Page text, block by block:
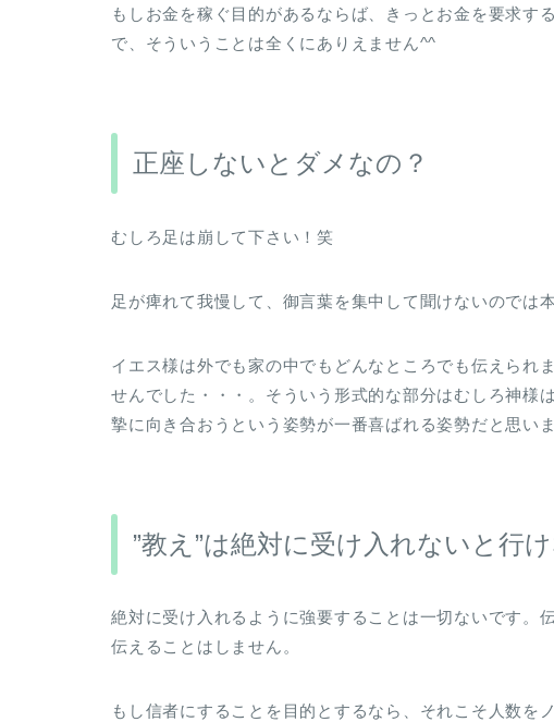
もしお金を稼ぐ目的があるならば、きっとお金を要求す
で、そういうことは全くにありえません^^
正座しないとダメなの？
むしろ足は崩して下さい！笑
足が痺れて我慢して、御言葉を集中して聞けないのでは
イエス様は外でも家の中でもどんなところでも伝えられ
せんでした・・・。そういう形式的な部分はむしろ神様
摯に向き合おうという姿勢が一番喜ばれる姿勢だと思いま
”教え”は絶対に受け入れないと行
絶対に受け入れるように強要することは一切ないです。
伝えることはしません。
もし信者にすることを目的とするなら、それこそ人数を